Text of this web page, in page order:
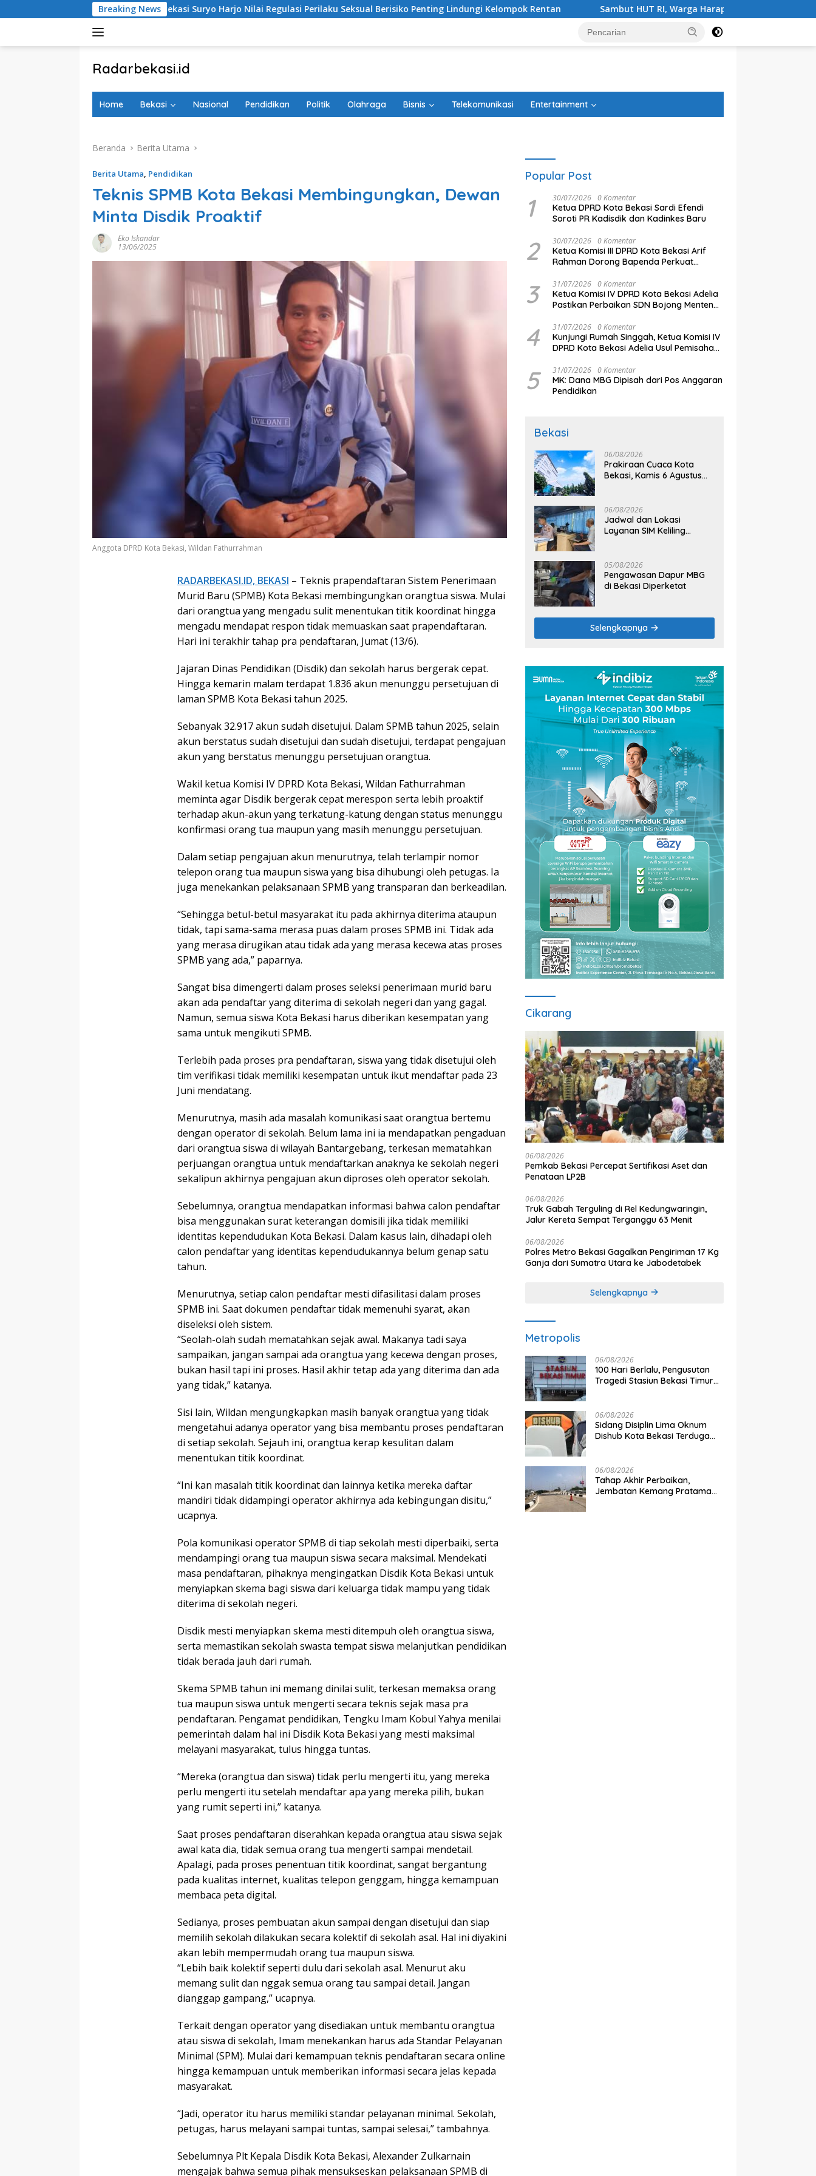
ke
Breaking News
DPRD Kota Bekasi Suryo Harjo Nilai Regulasi Perilaku Seksual Berisiko Penting Lindungi Kelompok Rentan Sambut HUT RI, Warga Harapan Jaya Bersih-bersih Lingkungan
Radarbekasi.id
Bekasi
Home Bekasi Nasional Pendidikan Politik Olahraga Bisnis Telekomunikasi Entertainment
Beranda Berita Utama
Berita Utama, Pendidikan
Teknis SPMB Kota Bekasi Membingungkan, Dewan
Minta Disdik Proaktif
Eko Iskandar
13/06/2025
Anggota DPRD Kota Bekasi, Wildan Fathurrahman
RADARBEKASI.ID, BEKASI – Teknis prapendaftaran Sistem Penerimaan
Murid Baru (SPMB) Kota Bekasi membingungkan orangtua siswa. Mulai
dari orangtua yang mengadu sulit menentukan titik koordinat hingga
mengadu mendapat respon tidak memuaskan saat prapendaftaran.
Hari ini terakhir tahap pra pendaftaran, Jumat (13/6).
Jajaran Dinas Pendidikan (Disdik) dan sekolah harus bergerak cepat.
Hingga kemarin malam terdapat 1.836 akun menunggu persetujuan di
laman SPMB Kota Bekasi tahun 2025.
Sebanyak 32.917 akun sudah disetujui. Dalam SPMB tahun 2025, selain
akun berstatus sudah disetujui dan sudah disetujui, terdapat pengajuan
akun yang berstatus menunggu persetujuan orangtua.
Wakil ketua Komisi IV DPRD Kota Bekasi, Wildan Fathurrahman
meminta agar Disdik bergerak cepat merespon serta lebih proaktif
terhadap akun-akun yang terkatung-katung dengan status menunggu
konfirmasi orang tua maupun yang masih menunggu persetujuan.
Dalam setiap pengajuan akun menurutnya, telah terlampir nomor
telepon orang tua maupun siswa yang bisa dihubungi oleh petugas. Ia
juga menekankan pelaksanaan SPMB yang transparan dan berkeadilan.
“Sehingga betul-betul masyarakat itu pada akhirnya diterima ataupun
tidak, tapi sama-sama merasa puas dalam proses SPMB ini. Tidak ada
yang merasa dirugikan atau tidak ada yang merasa kecewa atas proses
SPMB yang ada,” paparnya.
Sangat bisa dimengerti dalam proses seleksi penerimaan murid baru
akan ada pendaftar yang diterima di sekolah negeri dan yang gagal.
Namun, semua siswa Kota Bekasi harus diberikan kesempatan yang
sama untuk mengikuti SPMB.
Terlebih pada proses pra pendaftaran, siswa yang tidak disetujui oleh
tim verifikasi tidak memiliki kesempatan untuk ikut mendaftar pada 23
Juni mendatang.
Menurutnya, masih ada masalah komunikasi saat orangtua bertemu
dengan operator di sekolah. Belum lama ini ia mendapatkan pengaduan
dari orangtua siswa di wilayah Bantargebang, terkesan mematahkan
perjuangan orangtua untuk mendaftarkan anaknya ke sekolah negeri
sekalipun akhirnya pengajuan akun diproses oleh operator sekolah.
Sebelumnya, orangtua mendapatkan informasi bahwa calon pendaftar
bisa menggunakan surat keterangan domisili jika tidak memiliki
identitas kependudukan Kota Bekasi. Dalam kasus lain, dihadapi oleh
calon pendaftar yang identitas kependudukannya belum genap satu
tahun.
Menurutnya, setiap calon pendaftar mesti difasilitasi dalam proses
SPMB ini. Saat dokumen pendaftar tidak memenuhi syarat, akan
diseleksi oleh sistem.
“Seolah-olah sudah mematahkan sejak awal. Makanya tadi saya
sampaikan, jangan sampai ada orangtua yang kecewa dengan proses,
bukan hasil tapi ini proses. Hasil akhir tetap ada yang diterima dan ada
yang tidak,” katanya.
Sisi lain, Wildan mengungkapkan masih banyak orangtua yang tidak
mengetahui adanya operator yang bisa membantu proses pendaftaran
di setiap sekolah. Sejauh ini, orangtua kerap kesulitan dalam
menentukan titik koordinat.
“Ini kan masalah titik koordinat dan lainnya ketika mereka daftar
mandiri tidak didampingi operator akhirnya ada kebingungan disitu,”
ucapnya.
Pola komunikasi operator SPMB di tiap sekolah mesti diperbaiki, serta
mendampingi orang tua maupun siswa secara maksimal. Mendekati
masa pendaftaran, pihaknya mengingatkan Disdik Kota Bekasi untuk
menyiapkan skema bagi siswa dari keluarga tidak mampu yang tidak
diterima di sekolah negeri.
Disdik mesti menyiapkan skema mesti ditempuh oleh orangtua siswa,
serta memastikan sekolah swasta tempat siswa melanjutkan pendidikan
tidak berada jauh dari rumah.
Skema SPMB tahun ini memang dinilai sulit, terkesan memaksa orang
tua maupun siswa untuk mengerti secara teknis sejak masa pra
pendaftaran. Pengamat pendidikan, Tengku Imam Kobul Yahya menilai
pemerintah dalam hal ini Disdik Kota Bekasi yang mesti maksimal
melayani masyarakat, tulus hingga tuntas.
“Mereka (orangtua dan siswa) tidak perlu mengerti itu, yang mereka
perlu mengerti itu setelah mendaftar apa yang mereka pilih, bukan
yang rumit seperti ini,” katanya.
Saat proses pendaftaran diserahkan kepada orangtua atau siswa sejak
awal kata dia, tidak semua orang tua mengerti sampai mendetail.
Apalagi, pada proses penentuan titik koordinat, sangat bergantung
pada kualitas internet, kualitas telepon genggam, hingga kemampuan
membaca peta digital.
Sedianya, proses pembuatan akun sampai dengan disetujui dan siap
memilih sekolah dilakukan secara kolektif di sekolah asal. Hal ini diyakini
akan lebih mempermudah orang tua maupun siswa.
“Lebih baik kolektif seperti dulu dari sekolah asal. Menurut aku
memang sulit dan nggak semua orang tau sampai detail. Jangan
dianggap gampang,” ucapnya.
Terkait dengan operator yang disediakan untuk membantu orangtua
atau siswa di sekolah, Imam menekankan harus ada Standar Pelayanan
Minimal (SPM). Mulai dari kemampuan teknis pendaftaran secara online
hingga kemampuan untuk memberikan informasi secara jelas kepada
masyarakat.
“Jadi, operator itu harus memiliki standar pelayanan minimal. Sekolah,
petugas, harus melayani sampai tuntas, sampai selesai,” tambahnya.
Sebelumnya Plt Kepala Disdik Kota Bekasi, Alexander Zulkarnain
mengajak bahwa semua pihak mensukseskan pelaksanaan SPMB di
Popular Post
1 30/07/2026 0 Komentar
Ketua DPRD Kota Bekasi Sardi Efendi
Soroti PR Kadisdik dan Kadinkes Baru
2 30/07/2026 0 Komentar
Ketua Komisi III DPRD Kota Bekasi Arif
Rahman Dorong Bapenda Perkuat
3 31/07/2026 0 Komentar
Ketua Komisi IV DPRD Kota Bekasi Adelia
Pastikan Perbaikan SDN Bojong Menteng
4 31/07/2026 0 Komentar
Kunjungi Rumah Singgah, Ketua Komisi IV
DPRD Kota Bekasi Adelia Usul Pemisahan
5 31/07/2026 0 Komentar
MK: Dana MBG Dipisah dari Pos Anggaran
Pendidikan
Bekasi
06/08/2026
Prakiraan Cuaca Kota
Bekasi, Kamis 6 Agustus
06/08/2026
Jadwal dan Lokasi
Layanan SIM Keliling
05/08/2026
Pengawasan Dapur MBG
di Bekasi Diperketat
Selengkapnya
Cikarang
06/08/2026
Pemkab Bekasi Percepat Sertifikasi Aset dan
Penataan LP2B
06/08/2026
Truk Gabah Terguling di Rel Kedungwaringin,
Jalur Kereta Sempat Terganggu 63 Menit
06/08/2026
Polres Metro Bekasi Gagalkan Pengiriman 17 Kg
Ganja dari Sumatra Utara ke Jabodetabek
Selengkapnya
Metropolis
06/08/2026
100 Hari Berlalu, Pengusutan
Tragedi Stasiun Bekasi Timur
06/08/2026
Sidang Disiplin Lima Oknum
Dishub Kota Bekasi Terduga
06/08/2026
Tahap Akhir Perbaikan,
Jembatan Kemang Pratama